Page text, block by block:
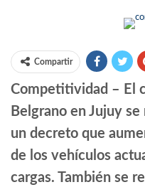
Compartir
Competitividad – El
Belgrano en Jujuy
un decreto que
de los vehículos
cargas. También se